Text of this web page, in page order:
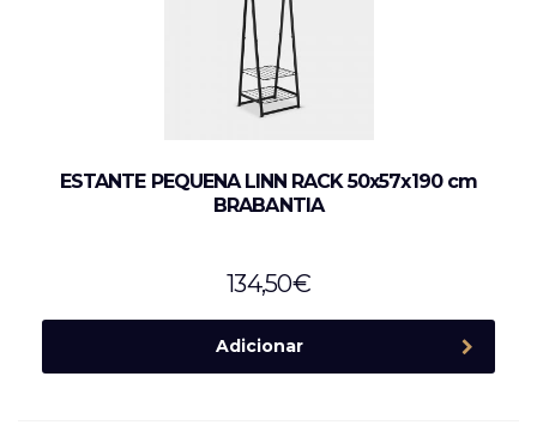
ESTANTE PEQUENA LINN RACK 50x57x190 cm
BRABANTIA
134,50€
Adicionar